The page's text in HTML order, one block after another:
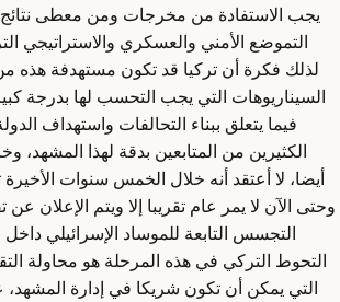
يجب الاستفادة من مخرجات ومن معطى
التموضع الأمني والعسكري والاستراتيجي
لذلك فكرة أن تركيا قد تكون مستهدفة هذه
السيناريوهات التي يجب التحسب لها بدرجة
فيما يتعلق ببناء التحالفات واستهداف
الكثيرين من المتابعين بدقة لهذا المشهد،
وحتى الآن لا يمر عام تقريبا إلا ويتم الإعلان
التجسس التابعة للموساد الإسرائيلي داخل
التحوط التركي في هذه المرحلة هو محاولة
التي يمكن أن تكون شريكا في إدارة المشهد،